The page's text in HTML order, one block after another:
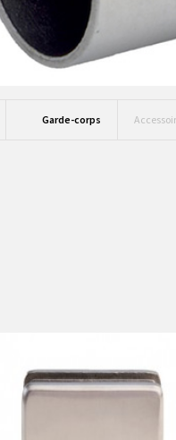
Garde-corps